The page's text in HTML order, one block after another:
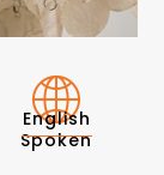
English
Spoken